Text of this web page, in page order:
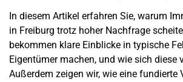
In diesem Artikel erfahren Sie, warum
in Freiburg trotz hoher Nachfrage
bekommen klare Einblicke in typische
Eigentümer machen, und wie sich diese
Außerdem zeigen wir, wie eine fundierte